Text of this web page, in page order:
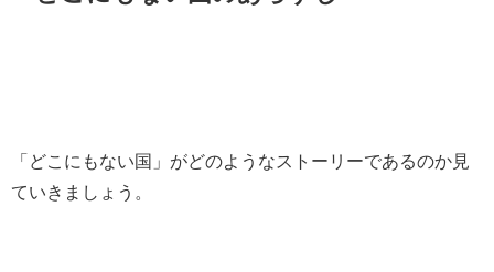
「どこにもない国」がどのようなストーリーであるのか見
ていきましょう。